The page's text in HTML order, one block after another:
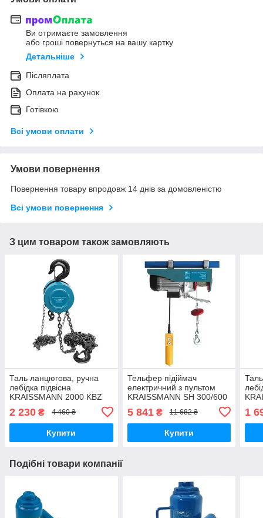
Ви отримаєте замовлення
або гроші повернуться на вашу картку
Детальніше
Післяплата
Оплата на рахунок
Готівкою
Всі умови оплати
Умови повернення
Повернення товару впродовж 14 днів за домовленістю
Всі умови повернення
З цим товаром також замовляють
Таль ланцюгова, ручна
лебідка підвісна
KRAISSMANN 2000 KBZ
3.0 Механічна таль 2000
кг
2 230 ₴ 4 460 ₴
Купити
Тельфер підіймач
електричний з пультом
KRAISSMANN SH 300/600
5 841₴ 11 682 ₴
Купити
1
Подібні товари компанії